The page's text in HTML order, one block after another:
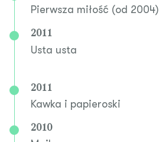
Pierwsza miłość (od 2004)
2011
Usta usta
2011
Kawka i papieroski
2010